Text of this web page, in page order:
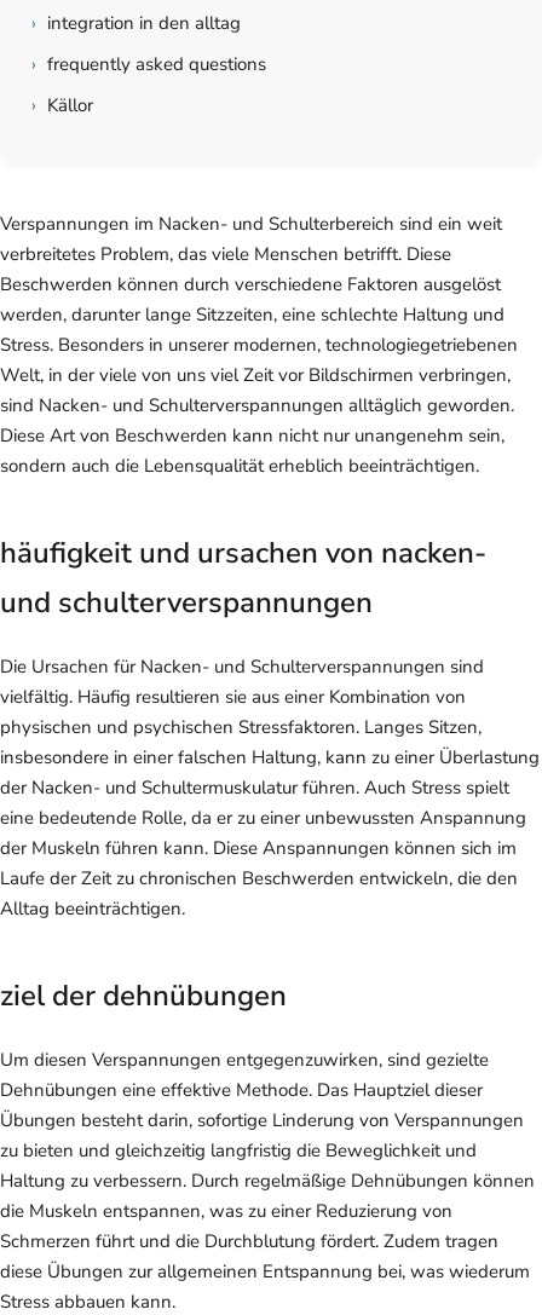
› integration in den alltag
› frequently asked questions
› Källor
Verspannungen im Nacken- und Schulterbereich sind ein weit
verbreitetes Problem, das viele Menschen betrifft. Diese
Beschwerden können durch verschiedene Faktoren ausgelöst
werden, darunter lange Sitzzeiten, eine schlechte Haltung und
Stress. Besonders in unserer modernen, technologiegetriebenen
Welt, in der viele von uns viel Zeit vor Bildschirmen verbringen,
sind Nacken- und Schulterverspannungen alltäglich geworden.
Diese Art von Beschwerden kann nicht nur unangenehm sein,
sondern auch die Lebensqualität erheblich beeinträchtigen.
häufigkeit und ursachen von nacken-
und schulterverspannungen
Die Ursachen für Nacken- und Schulterverspannungen sind
vielfältig. Häufig resultieren sie aus einer Kombination von
physischen und psychischen Stressfaktoren. Langes Sitzen,
insbesondere in einer falschen Haltung, kann zu einer Überlastung
der Nacken- und Schultermuskulatur führen. Auch Stress spielt
eine bedeutende Rolle, da er zu einer unbewussten Anspannung
der Muskeln führen kann. Diese Anspannungen können sich im
Laufe der Zeit zu chronischen Beschwerden entwickeln, die den
Alltag beeinträchtigen.
ziel der dehnübungen
Um diesen Verspannungen entgegenzuwirken, sind gezielte
Dehnübungen eine effektive Methode. Das Hauptziel dieser
Übungen besteht darin, sofortige Linderung von Verspannungen
zu bieten und gleichzeitig langfristig die Beweglichkeit und
Haltung zu verbessern. Durch regelmäßige Dehnübungen können
die Muskeln entspannen, was zu einer Reduzierung von
Schmerzen führt und die Durchblutung fördert. Zudem tragen
diese Übungen zur allgemeinen Entspannung bei, was wiederum
Stress abbauen kann.